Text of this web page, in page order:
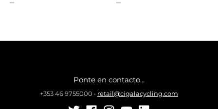
Ponte en contacto...
+353 46 9755000 • retail@cigalacycling.com